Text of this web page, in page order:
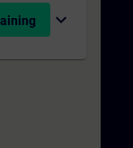
expand_more